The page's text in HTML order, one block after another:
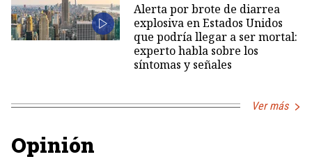
Alerta por brote de diarrea
explosiva en Estados Unidos
que podría llegar a ser mortal:
experto habla sobre los
síntomas y señales
Ver más
Opinión